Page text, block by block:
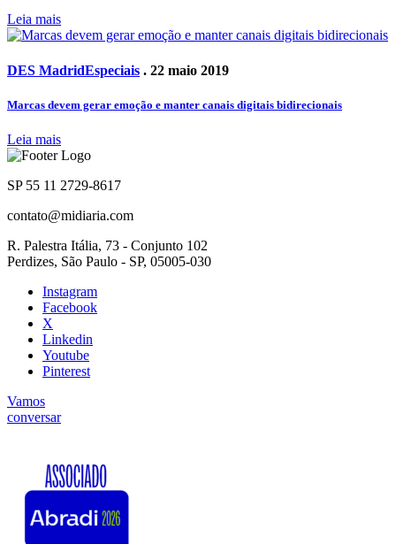
Leia mais
DES MadridEspeciais . 22 maio 2019
Marcas devem gerar emoção e manter canais digitais bidirecionais
Leia mais
SP 55 11 2729-8617
contato@midiaria.com
R. Palestra Itália, 73 - Conjunto 102
Perdizes, São Paulo - SP, 05005-030
Instagram
Facebook
X
Linkedin
Youtube
Pinterest
Vamos
conversar